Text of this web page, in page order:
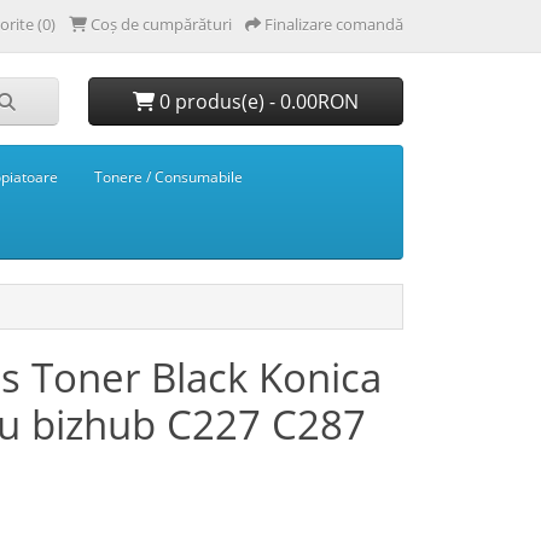
(0) Coș de cumpărături Finalizare comandă
0 produs(e) - 0.00RON
Tonere / Consumabile
Toner Black Konica
bizhub C227 C287